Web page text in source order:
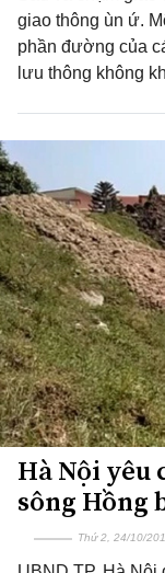
giao thông ùn ứ.
phần đường của
lưu thông không
Hà Nội yêu
sông Hồng
Thứ 2, 24/10/